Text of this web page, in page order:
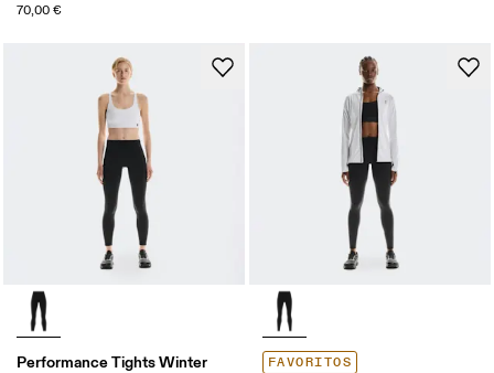
70,00 €
Performance Tights Winter FAVORITOS